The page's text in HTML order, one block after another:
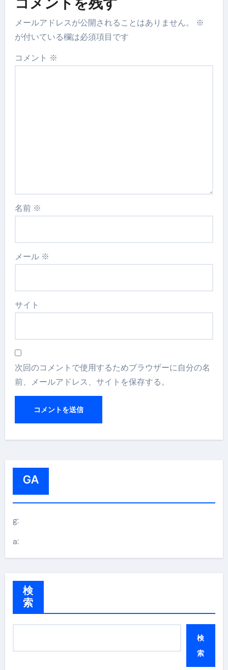
メールアドレスが公開されることはありません。
※
が付いている欄は必須項目です
コメント ※
名前 ※
メール ※
サイト
次回のコメントで使用するためブラウザーに自分の名
前、メールアドレス、サイトを保存する。
GA
g:
a:
検
索
検
索